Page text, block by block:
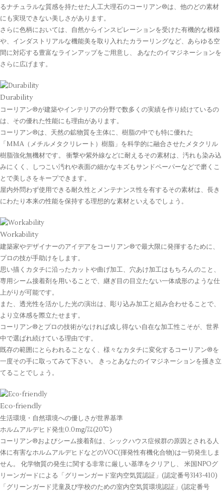
るナチュラルな質感を持たせた人工大理石のコーリアン®は、他のどの素材
にも実現できない美しさがあります。
さらに色柄においては、自然からインスピレーションを受けた有機的な模様
や、インダストリアルな機能美を取り入れたカラーリングなど、あらゆる空
間に対応する豊富なラインアップをご用意し、 あなたのイマジネーションを
さらに広げます。
Durability
コーリアン®が建築やインテリアの分野で数多くの実績を作り続けているの
は、その優れた性能にも理由があります。
コーリアン®は、天然の鉱物質を主体に、樹脂の中でも特に優れた
「MMA（メチルメタクリレート）樹脂」を科学的に融合させたメタクリル
樹脂強化無機材です。 衝撃や紫外線などに耐えるその素材は、汚れも染み込
みにくく、しつこい汚れや表面の細かなキズもサンドペーパーなどで磨くこ
とで美しさをキープできます。
屋内外問わず使用できる耐久性とメンテナンス性を有するその素材は、長き
にわたり本来の性能を保持する理想的な素材といえるでしょう。
Workability
建築家やデザイナーのアイデアをコーリアン®で最大限に発揮するために、
プロの技が手助けをします。
思い描くカタチに沿ったカットや曲げ加工、穴あけ加工はもちろんのこと、
専用シーム接着剤を用いることで、継ぎ目の目立たない一体成形のような仕
上がりが可能です。
また、透光性を活かした光の演出は、彫り込み加工と組み合わせることで、
より立体感を際立たせます。
コーリアン®とプロの技術がなければ成し得ない自在な加工性こそが、世界
中で選ばれ続けている理由です。
既存の範囲にとらわれることなく、様々なカタチに変化するコーリアン®を
一度その手に取ってみて下さい。 きっとあなたのイマジネーションを掻き立
てることでしょう。
Eco-friendly
生活環境・自然環境への優しさが世界基準
ホルムアルデヒド発生0.0mg/㍑(20℃)
コーリアン®およびシーム接着剤は、シックハウス症候群の原因とされる人
体に有害なホルムアルデヒドなどのVOC(揮発性有機化合物)は一切発生しま
せん。 化学物質の発生に関する非常に厳しい基準をクリアし、 米国NPOグ
リーンガードによる「グリーンガード室内空気質認証」(認定番号3143-410)
「グリーンガード児童及び学校のための室内空気質環境認証」(認定番号